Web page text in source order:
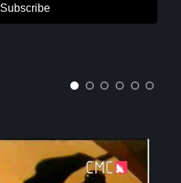
Subscribe